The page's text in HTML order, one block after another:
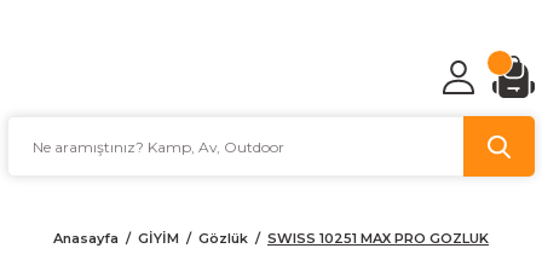
Anasayfa GİYİM Gözlük SWISS 10251 MAX PRO GOZLUK